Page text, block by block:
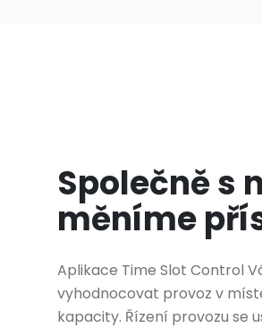
Společně s
měníme
Aplikace Time Slot Control
vyhodnocovat provoz v
kapacity. Řízení provozu se